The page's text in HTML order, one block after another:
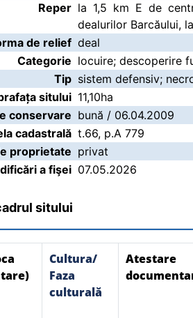
Reper la 1,5 km E de
dealurilor Barcăului,
de relief deal
Categorie locuire; descoperire
Tip sistem defensiv;
sitului 11,10ha
conservare bună / 06.04.2009
cadastrală t.66, p.A 779
proprietate privat
a fişei 07.05.2026
sitului
Cultura/
Faza
culturală
Atestare